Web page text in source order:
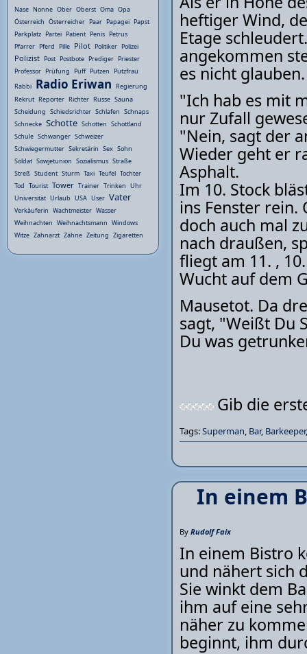
heftiger Wind,
Etage
angekommen
es nicht glauben.
"Ich hab es mit
nur Zufall
"Nein, sagt der
Wieder geht er
Asphalt.
Im 10. Stock
ins Fenster rein.
doch auch mal
nach draußen,
fliegt am 11. ,
Wucht auf dem
Mausetot. Da
sagt, "Weißt Du
Du was
Gib die
Tags:Superman, Bar, Barkeeper
In einem
By Rudolf Faix
In einem Bistro
und nähert sich
Sie winkt dem
ihm auf eine
näher zu
beginnt, ihm
Nase Nonne Ober Oberst Oma Opa
Österreich Österreicher Paar Papagei Papst
Parkplatz Partei Patient Penis Petrus
Pfarrer Pferd Pille Pilot Politiker Polizei
Polizist Post Postbote Prediger Priester
Professor Prüfung Puff Putzen Putzfrau
Rabbi Radio Eriwan Regierung
Rekrut Reporter Richter Russe Sauna
Scheidung Schiedsrichter Schlafen Schnaps
Schnecke Schotte Schotten Schottland
Schule Schwanger Schweizer
Schwiegermutter Sekretärin Sex Sohn
Soldat Sowjetunion Sozialismus Straße
Streß Student Sturm Taxi Teufel Tochter
Tod Tourist Tower Trainer Trinken Uhr
Universität Urlaub USA User Vater
Verkäuferin Wachtmeister Wasser
Weihnachten Weihnachtsmann Windows
Witze Zahnarzt Zähne Zeitung Zigaretten